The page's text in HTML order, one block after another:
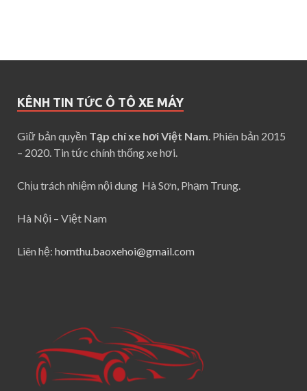
KÊNH TIN TỨC Ô TÔ XE MÁY
Giữ bản quyền Tạp chí xe hơi Việt Nam. Phiên bản 2015
– 2020. Tin tức chính thống xe hơi.
Chịu trách nhiệm nội dung Hà Sơn, Phạm Trung.
Hà Nội – Việt Nam
Liên hệ: homthu.baoxehoi@gmail.com